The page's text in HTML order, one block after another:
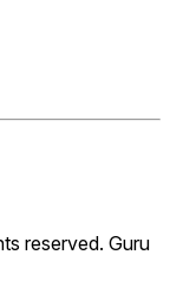
reserved. Guru